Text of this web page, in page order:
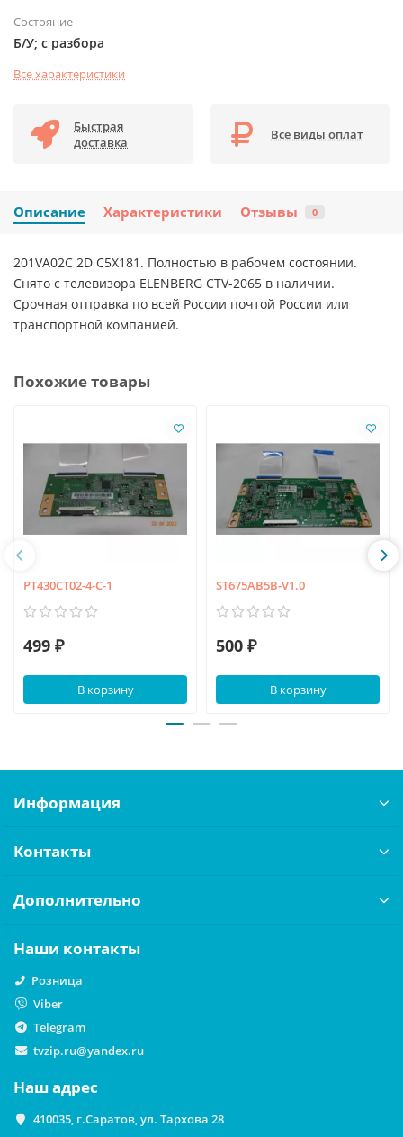
Состояние
Б/У; с разбора
Все характеристики
Быстрая
доставка
Все виды оплат
Описание Характеристики Отзывы 0
201VA02C 2D C5X181. Полностью в рабочем состоянии.
Снято с телевизора ELENBERG CTV-2065 в наличии.
Срочная отправка по всей России почтой России или
транспортной компанией.
Похожие товары
PT430CT02-4-C-1
499 ₽
В корзину
ST675AB5B-V1.0
500 ₽
В корзину
Информация
Контакты
Дополнительно
Наши контакты
Розница
Viber
Telegram
tvzip.ru@yandex.ru
Наш адрес
410035, г.Саратов, ул. Тархова 28